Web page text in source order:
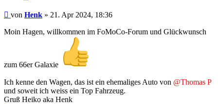
Beitrag
von Henk » 21. Apr 2024, 18:36
Moin Hagen, willkommen im FoMoCo-Forum und Glückwunsch
zum 66er Galaxie
Ich kenne den Wagen, das ist ein ehemaliges Auto von @Thomas P
und soweit ich weiss ein Top Fahrzeug.
Gruß Heiko aka Henk